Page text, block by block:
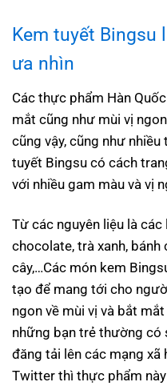
Kem tuyết Bingsu
ưa nhìn
Các thực phẩm Hàn
mắt cũng như mùi vị
cũng vậy, cũng như
tuyết Bingsu có cách
với nhiều gam màu và vị
Từ các nguyên liệu là các
chocolate, trà xanh,
cây,…Các món kem
tạo để mang tới cho
ngon về mùi vị và bắt
những bạn trẻ thường có
đăng tải lên các mạng
Twitter thì thực phẩm